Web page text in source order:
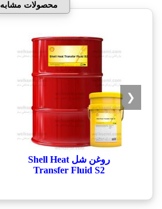
محصولات مشابه
روغن شل Shell Heat
Transfer Fluid S2
❮